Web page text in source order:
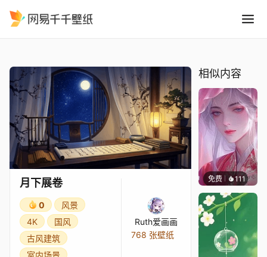
月下展卷
0
风景
4K
国风
古风建筑
室内场景
Ruth爱画画
768 张壁纸
相似内容
免费 111 豆子